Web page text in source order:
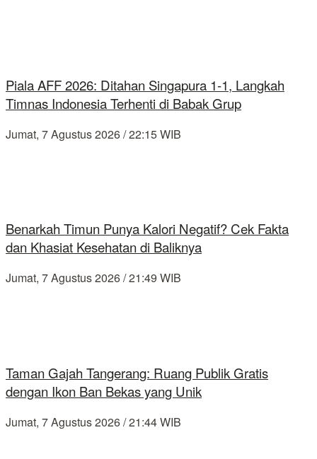
Piala AFF 2026: Ditahan Singapura 1-1, Langkah
Timnas Indonesia Terhenti di Babak Grup
Jumat, 7 Agustus 2026 / 22:15 WIB
Benarkah Timun Punya Kalori Negatif? Cek Fakta
dan Khasiat Kesehatan di Baliknya
Jumat, 7 Agustus 2026 / 21:49 WIB
Taman Gajah Tangerang: Ruang Publik Gratis
dengan Ikon Ban Bekas yang Unik
Jumat, 7 Agustus 2026 / 21:44 WIB